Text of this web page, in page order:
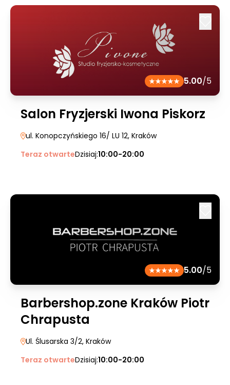
5.00/5
Salon Fryzjerski Iwona Piskorz
ul. Konopczyńskiego 16/ LU 12, Kraków
Teraz otwarteDzisiaj:10:00-20:00
5.00/5
Barbershop.zone Kraków Piotr
Chrapusta
Ul. Ślusarska 3/2, Kraków
Teraz otwarteDzisiaj:10:00-20:00